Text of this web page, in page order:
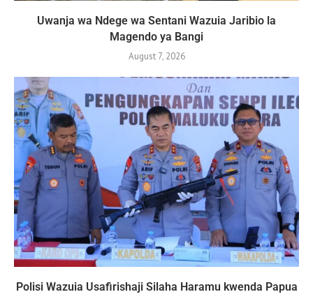
Uwanja wa Ndege wa Sentani Wazuia Jaribio la
Magendo ya Bangi
August 7, 2026
Polisi Wazuia Usafirishaji Silaha Haramu kwenda Papua